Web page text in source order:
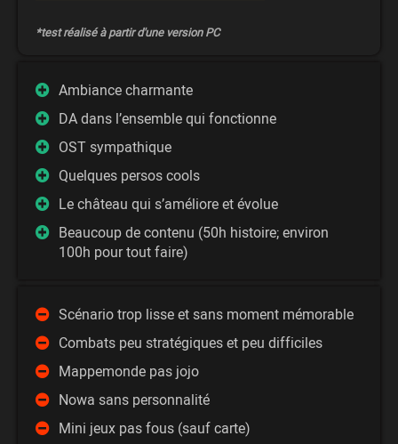
*test réalisé à partir d'une version PC
Ambiance charmante
DA dans l’ensemble qui fonctionne
OST sympathique
Quelques persos cools
Le château qui s’améliore et évolue
Beaucoup de contenu (50h histoire; environ
100h pour tout faire)
Scénario trop lisse et sans moment mémorable
Combats peu stratégiques et peu difficiles
Mappemonde pas jojo
Nowa sans personnalité
Mini jeux pas fous (sauf carte)